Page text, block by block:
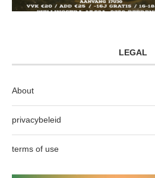
LEGAL
About
privacybeleid
terms of use